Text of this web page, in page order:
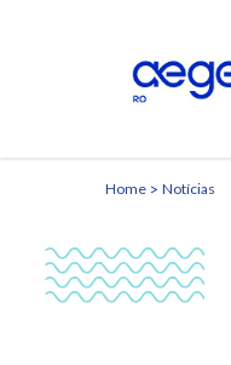
Home Notícias